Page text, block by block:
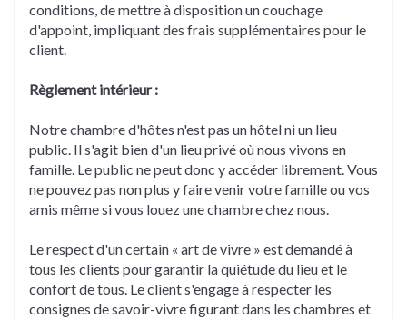
conditions, de mettre à disposition un couchage
d'appoint, impliquant des frais supplémentaires pour le
client.
Règlement intérieur :
Notre chambre d'hôtes n'est pas un hôtel ni un lieu
public. Il s'agit bien d'un lieu privé où nous vivons en
famille. Le public ne peut donc y accéder librement. Vous
ne pouvez pas non plus y faire venir votre famille ou vos
amis même si vous louez une chambre chez nous.
Le respect d'un certain « art de vivre » est demandé à
tous les clients pour garantir la quiétude du lieu et le
confort de tous. Le client s'engage à respecter les
consignes de savoir-vivre figurant dans les chambres et